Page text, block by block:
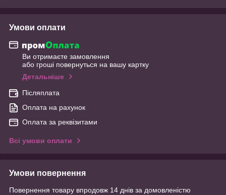
Умови оплати
Ви отримаєте замовлення
або гроші повернуться на вашу картку
Детальніше
Післяплата
Оплата на рахунок
Оплата за реквізитами
Всі умови оплати
Умови повернення
Повернення товару впродовж 14 днів за домовленістю